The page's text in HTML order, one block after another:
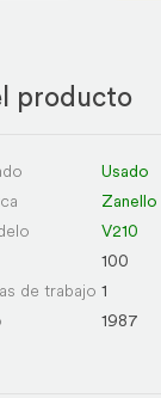
producto
Usado
Zanello
V210
100
de trabajo 1
1987